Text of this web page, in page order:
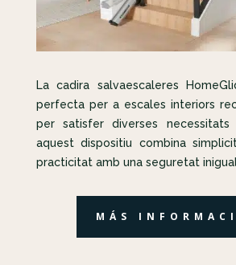
La cadira salvaescaleres
perfecta per a escales interiors
per satisfer diverses necessitats
aquest dispositiu combina
practicitat amb una seguretat
MÁS